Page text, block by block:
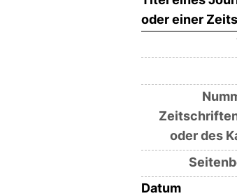
oder einer
oder des
Datum